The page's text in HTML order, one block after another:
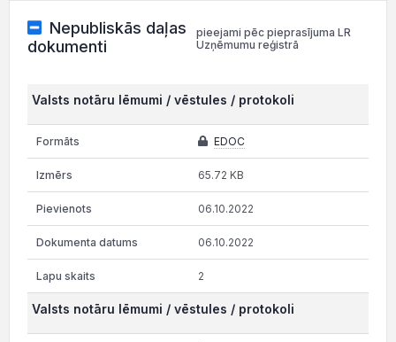
Nepubliskās daļas
dokumenti
pieejami pēc pieprasījuma LR
Uzņēmumu reģistrā
Valsts notāru lēmumi / vēstules / protokoli
EDOC
65.72 KB
06.10.2022
06.10.2022
2
Valsts notāru lēmumi / vēstules / protokoli